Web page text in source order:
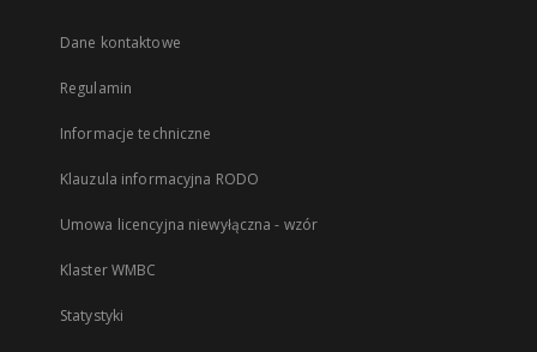
Dane kontaktowe
Regulamin
Informacje techniczne
Klauzula informacyjna RODO
Umowa licencyjna niewyłączna - wzór
Klaster WMBC
Statystyki